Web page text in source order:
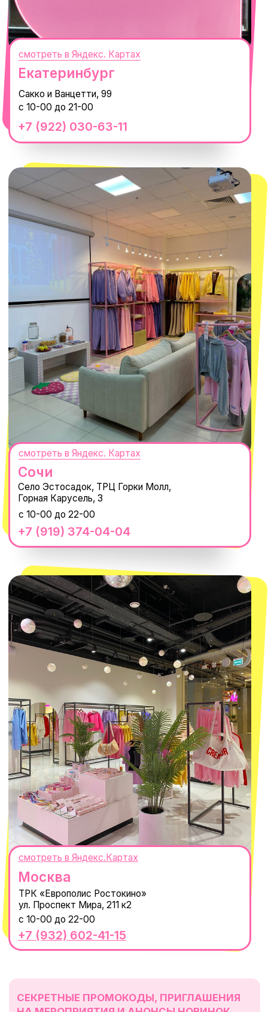
+7 (932) 602-41-15
ТРК «Европолис Ростокино»
ул. Проспект Мира, 211 к2
с 10-00 до 22-00
Москва
ИП Проворный Алексей Алексеевич
ИНН 667114098580
ОГРНИП 320665800076581
Telegram
WhatsApp
8 800 550-06-92
macrocosm_store@mail.ru
КОНТАКТЫ
Size guide
Обмен и возврат
ПОКУПАТЕЛЯМ
Вакансии
Реквизиты
Магазины
Наши проекты
Новости
Каталог
О КОМПАНИИ
© 2021-2025 Macrocosm ®
Нажимая "Подписаться", вы соглашаетесь с
Политикой обработки
персональных данныхиСогласием на рассылку электронных
сообщений
ПОДПИСАТЬСЯ
СЕКРЕТНЫЕ ПРОМОКОДЫ, ПРИГЛАШЕНИЯ
НА МЕРОПРИЯТИЯ И АНОНСЫ НОВИНОК
@MACROCOSM_STORE
MACROCOSM
300'000+ подписчиков
14'000+ подписчиков в нашем Telegram-
канале
Пользовательское соглашение
Политика обработки персональных
данных